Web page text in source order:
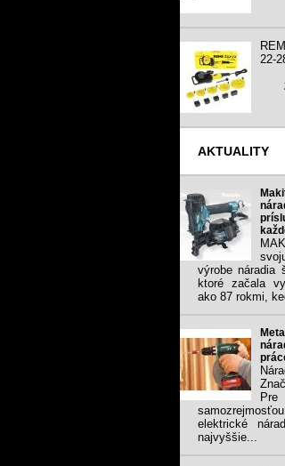
22-
AKTUALITY
výrobe náradia
ktoré začala
ako 87 rokmi,
elektrické
najvyššie...